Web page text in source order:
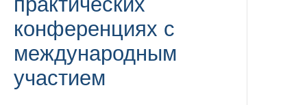
конференциях с
международным
участием